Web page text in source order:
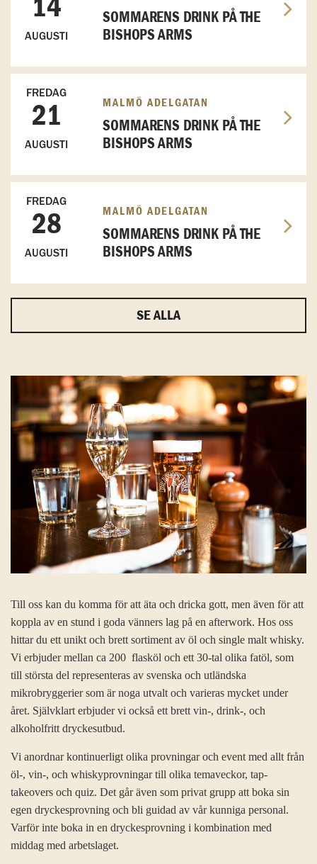
14
AUGUSTI
SOMMARENS DRINK PÅ THE
BISHOPS ARMS
FREDAG
21
AUGUSTI
MALMÖ ADELGATAN
SOMMARENS DRINK PÅ THE
BISHOPS ARMS
FREDAG
28
AUGUSTI
MALMÖ ADELGATAN
SOMMARENS DRINK PÅ THE
BISHOPS ARMS
SE ALLA
Till oss kan du komma för att äta och dricka gott, men även för att
koppla av en stund i goda vänners lag på en afterwork. Hos oss
hittar du ett unikt och brett sortiment av öl och single malt whisky.
Vi erbjuder mellan ca 200 flasköl och ett 30-tal olika fatöl, som
till största del representeras av svenska och utländska
mikrobryggerier som är noga utvalt och varieras mycket under
året. Självklart erbjuder vi också ett brett vin-, drink-, och
alkoholfritt dryckesutbud.
Vi anordnar kontinuerligt olika provningar och event med allt från
öl-, vin-, och whiskyprovningar till olika temaveckor, tap-
takeovers och quiz. Det går även som privat grupp att boka sin
egen dryckesprovning och bli guidad av vår kunniga personal.
Varför inte boka in en dryckesprovning i kombination med
middag med arbetslaget.